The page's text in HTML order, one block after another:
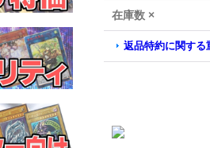
在庫数 ×
返品特約に関する